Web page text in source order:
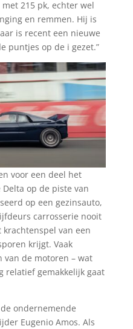
215 pk, echter wel
en remmen. Hij is
is recent een nieuwe
puntjes op de i gezet.”
voor een deel het
op de piste van
op een gezinsauto,
carrosserie nooit
van een
krijgt. Vaak
van de motoren – wat
relatief gemakkelijk gaat
ondernemende
Eugenio Amos. Als